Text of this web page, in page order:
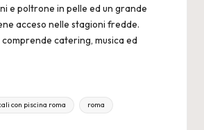
e poltrone in pelle ed un grande
acceso nelle stagioni fredde.
comprende catering, musica ed
con piscina roma roma